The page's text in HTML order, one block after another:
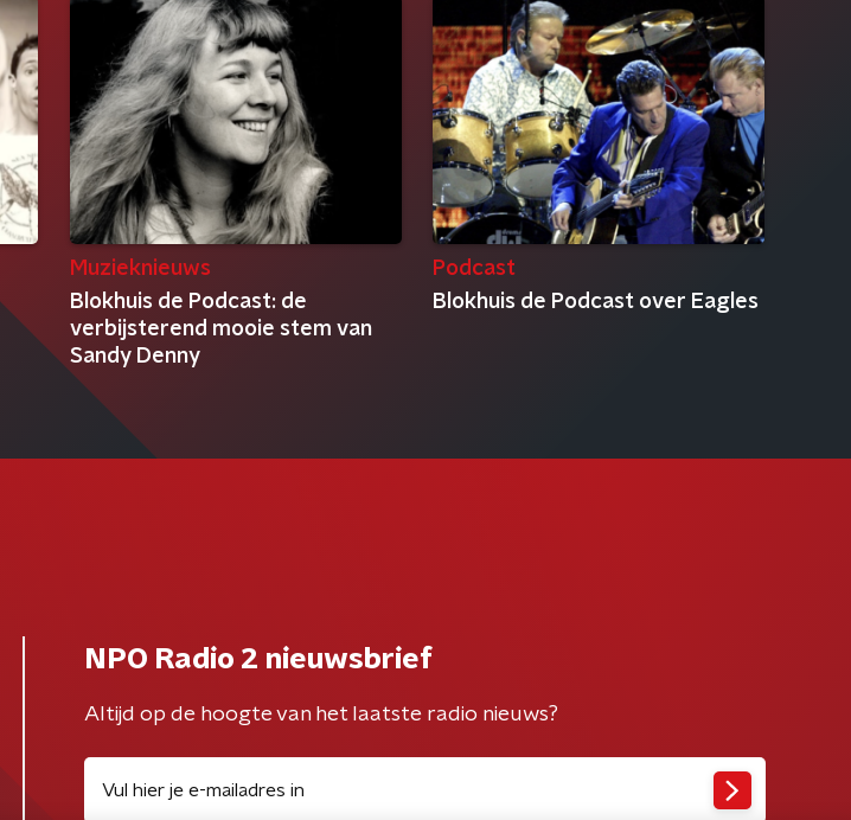
Muzieknieuws
Blokhuis de Podcast: de
verbijsterend mooie stem van
Sandy Denny
Podcast
Blokhuis de Podcast over Eagles
NPO Radio 2 nieuwsbrief
Altijd op de hoogte van het laatste radio nieuws?